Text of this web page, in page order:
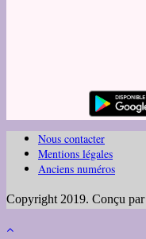
Nous contacter
Mentions légales
Anciens numéros
Copyright 2019. Conçu par